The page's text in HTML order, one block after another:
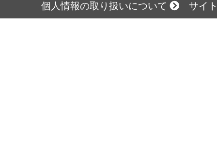
個人情報の取り扱いについて サイ